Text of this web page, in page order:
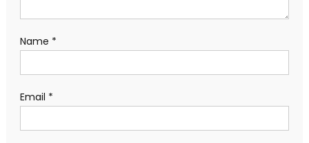
Name *
Email *